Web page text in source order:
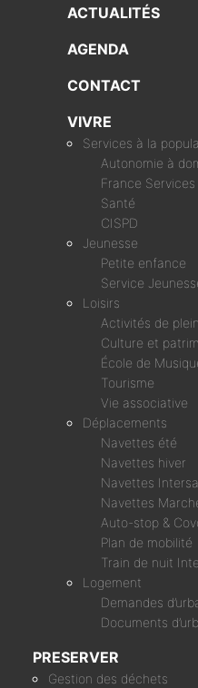
ACTUALITÉS
AGENDA
CONTACT
VIVRE
Services à la
Autonomie à
France Services
Santé
CISPD
Jeunesse
Petite enfance
Service
Loisirs
Activités de
Culture et
École de
Tourisme
Vie associative
Déplacements
Navettes été
Navettes hiver
Navettes
Navettes
Auto-stop &
Plan de mobilité
Train de nuit
Logement
Demandes
Documents
PRESERVER
Gestion des déchets